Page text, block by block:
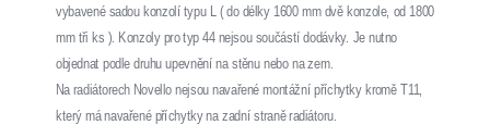
vybavené sadou konzolí typu L ( do délky 1600 mm dvě konzole, od 1800
mm tři ks ). Konzoly pro typ 44 nejsou součástí dodávky. Je nutno
objednat podle druhu upevnění na stěnu nebo na zem.
Na radiátorech Novello nejsou navařené montážní příchytky kromě T11,
který má navařené příchytky na zadní straně radiátoru.